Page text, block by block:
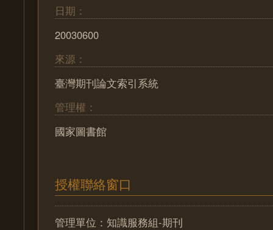
日期：
20030600
來源：
臺灣期刊論文索引系統
管理權：
國家圖書館
授權聯絡窗口
管理單位：知識服務組-期刊